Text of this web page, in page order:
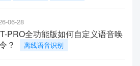
06-28
PRO全功能版如何自定义语音唤
？
离线语音识别